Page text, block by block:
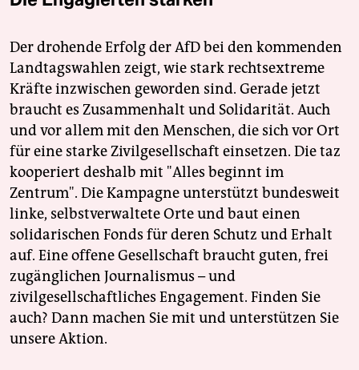
Der drohende Erfolg der AfD bei den kommenden
Landtagswahlen zeigt, wie stark rechtsextreme
Kräfte inzwischen geworden sind. Gerade jetzt
braucht es Zusammenhalt und Solidarität. Auch
und vor allem mit den Menschen, die sich vor Ort
für eine starke Zivilgesellschaft einsetzen. Die taz
kooperiert deshalb mit "Alles beginnt im
Zentrum". Die Kampagne unterstützt bundesweit
linke, selbstverwaltete Orte und baut einen
solidarischen Fonds für deren Schutz und Erhalt
auf. Eine offene Gesellschaft braucht guten, frei
zugänglichen Journalismus – und
zivilgesellschaftliches Engagement. Finden Sie
auch? Dann machen Sie mit und unterstützen Sie
unsere Aktion.